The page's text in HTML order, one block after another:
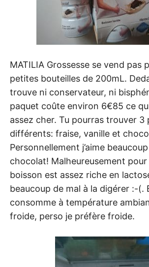
MATILIA Grossesse se vend pas
petites bouteilles de 200mL.
trouve ni conservateur, ni
paquet coûte environ 6€85 ce
assez cher. Tu pourras trouver 3
différents: fraise, vanille et
Personnellement j’aime
chocolat! Malheureusement
boisson est assez riche en
beaucoup de mal à la digérer :-(.
consomme à température
froide, perso je préfère froide.